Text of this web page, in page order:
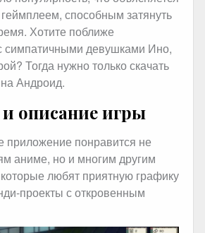
способным затянуть
Хотите поближе
симпатичными девушками Ино,
Тогда нужно только скачать
Андроид.
описание игры
приложение понравится не
аниме, но и многим другим
любят приятную графику
проекты с откровенным